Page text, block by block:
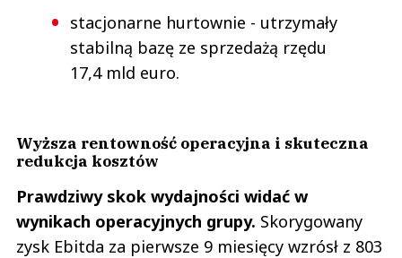
stacjonarne hurtownie - utrzymały
stabilną bazę ze sprzedażą rzędu
17,4 mld euro.
Wyższa rentowność operacyjna i skuteczna
redukcja kosztów
Prawdziwy skok wydajności widać w
wynikach operacyjnych grupy. Skorygowany
zysk Ebitda za pierwsze 9 miesięcy wzrósł z 803